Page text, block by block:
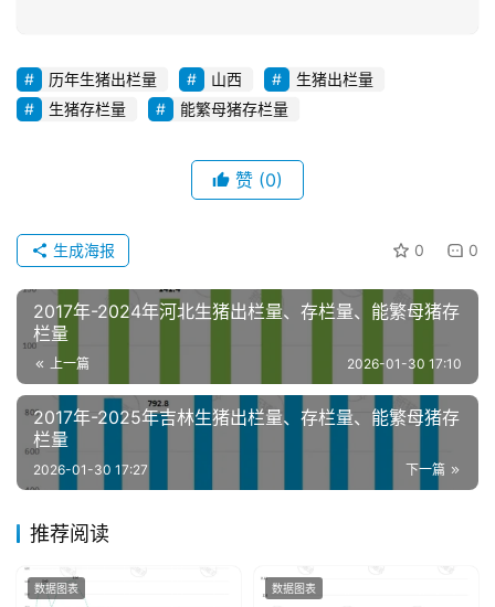
首
页
新
闻
分
析
报
告
据
图
表
历年生猪出栏量 山西
生猪出栏量
生猪存栏量
能繁母猪存栏量
赞 (0)
0 0
生成海报
2017年-2024年河北生猪出栏量、存栏量、能繁母猪存
栏量
上一篇 2026-01-30 17:10
2017年-2025年吉林生猪出栏量、存栏量、能繁母猪存
栏量
下一篇
2026-01-30 17:27
推荐阅读
数据图表 数据图表